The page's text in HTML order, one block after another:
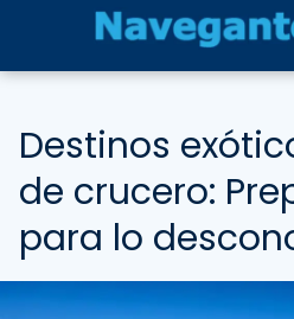
Destinos
de crucero:
para lo